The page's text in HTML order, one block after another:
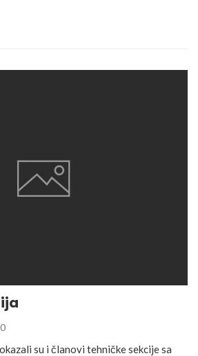
0
su i članovi tehničke sekcije sa